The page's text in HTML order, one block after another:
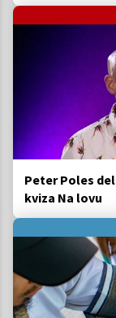
Peter Poles
kviza Na lovu